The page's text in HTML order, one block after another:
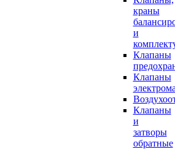
краны
и
Клапаны
Клапаны
Клапаны
и
затворы
обратные